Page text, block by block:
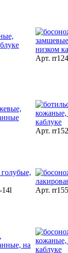
Арт.
Арт.
14l Арт.